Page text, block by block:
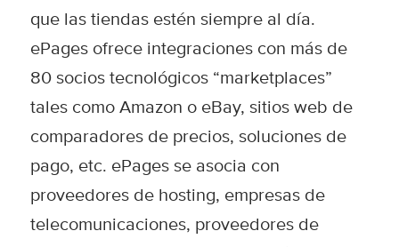
que las tiendas estén siempre al día.
ePages ofrece integraciones con más de
80 socios tecnológicos “marketplaces”
tales como Amazon o eBay, sitios web de
comparadores de precios, soluciones de
pago, etc. ePages se asocia con
proveedores de hosting, empresas de
telecomunicaciones, proveedores de